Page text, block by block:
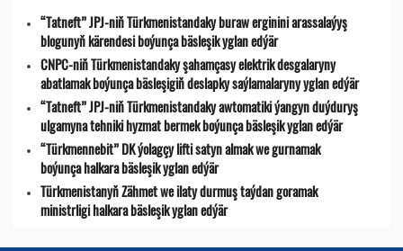
“Tatneft” JPJ-niň Türkmenistandaky buraw erginini arassalaýyş
blogunyň kärendesi boýunça bäsleşik yglan edýär
CNPC-niň Türkmenistandaky şahamçasy elektrik desgalaryny
abatlamak boýunça bäsleşigiň deslapky saýlamalaryny yglan edýär
“Tatneft” JPJ-niň Türkmenistandaky awtomatiki ýangyn duýduryş
ulgamyna tehniki hyzmat bermek boýunça bäsleşik yglan edýär
“Türkmennebit” DK ýolagçy lifti satyn almak we gurnamak
boýunça halkara bäsleşik yglan edýär
Türkmenistanyň Zähmet we ilaty durmuş taýdan goramak
ministrligi halkara bäsleşik yglan edýär